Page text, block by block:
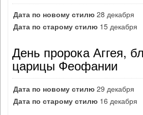
Дата по новому стилю 28 декабря
Дата по старому стилю 15 декабря
День пророка Аггея,
царицы Феофании
Дата по новому стилю 29 декабря
Дата по старому стилю 16 декабря